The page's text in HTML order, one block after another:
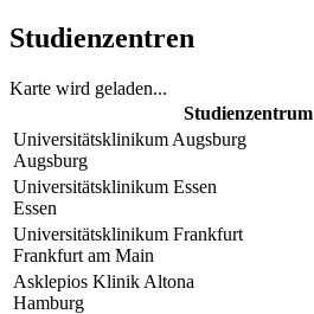
Studienzentren
Karte wird geladen...
Studienzentrum
Universitätsklinikum Augsburg
Augsburg
Universitätsklinikum Essen
Essen
Universitätsklinikum Frankfurt
Frankfurt am Main
Asklepios Klinik Altona
Hamburg